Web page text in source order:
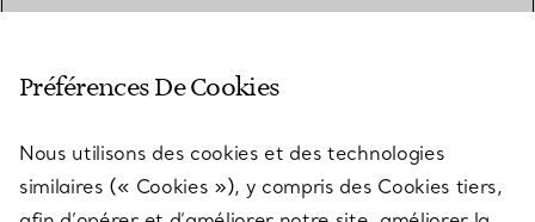
SERVICES
Préférences De Cookies
Nous utilisons des cookies et des technologies
similaires (« Cookies »), y compris des Cookies tiers,